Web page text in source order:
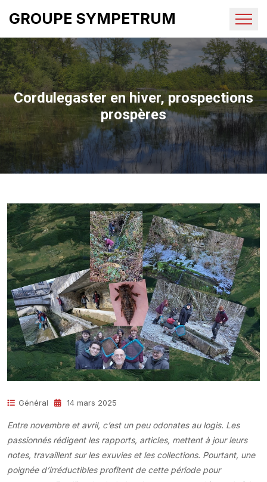
GROUPE SYMPETRUM
Cordulegaster en hiver, prospections
prospères
Général 14 mars 2025
Entre novembre et avril, c’est un peu odonates au logis. Les
passionnés rédigent les rapports, articles, mettent à jour leurs
notes, travaillent sur les exuvies et les collections. Pourtant, une
poignée d’irréductibles profitent de cette période pour